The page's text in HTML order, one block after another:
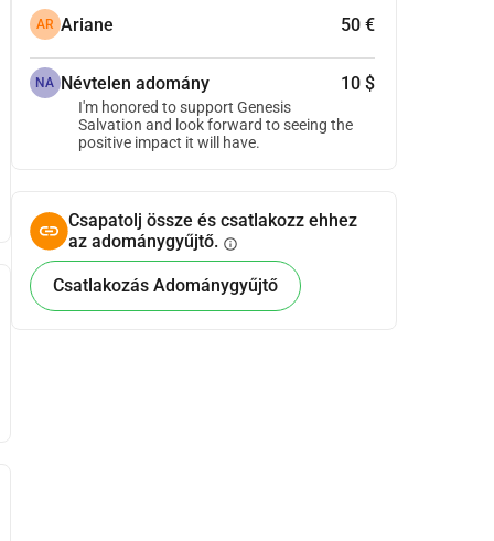
AR Ariane 50 €
NA Névtelen adomány 10 $
I'm honored to support Genesis
Salvation and look forward to seeing the
positive impact it will have.
Csapatolj össze és csatlakozz ehhez
az adománygyűjtő. info
Csatlakozás Adománygyűjtő